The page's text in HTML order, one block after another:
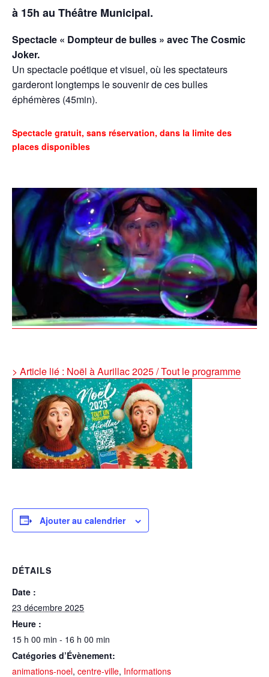
à 15h au Théâtre Municipal.
Spectacle « Dompteur de bulles » avec The Cosmic
Joker.
Un spectacle poétique et visuel, où les spectateurs
garderont longtemps le souvenir de ces bulles
éphémères (45min).
Spectacle gratuit, sans réservation, dans la limite des
places disponibles
> Article lié : Noël à Aurillac 2025 / Tout le programme
Ajouter au calendrier
DÉTAILS
Date :
23 décembre 2025
Heure :
15 h 00 min - 16 h 00 min
Catégories d’Évènement:
animations-noel, centre-ville, Informations